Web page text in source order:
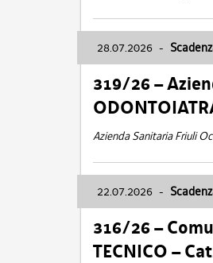
28.07.2026 -
319/26 –
Azienda Sanitaria Friuli
22.07.2026 -
316/26 –
TECNICO –